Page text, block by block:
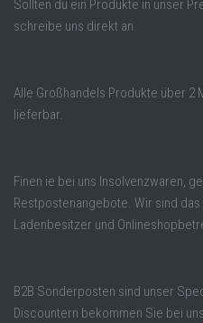
Sollten du ein Produkte in unser
schreibe uns direkt an.
Alle Großhandels Produkte über 2
lieferbar.
Finen ie bei uns Insolvenzwaren,
Restpostenangebote. Wir sind
Ladenbesitzer und
B2B Sonderposten sind unser
Discountern bekommen Sie bei